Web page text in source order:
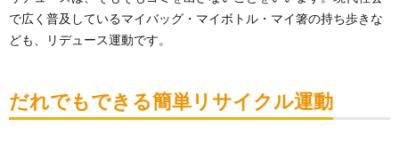
で広く普及しているマイバッグ・マイボトル・マイ箸の持ち歩きな
ども、リデュース運動です。
だれでもできる簡単リサイクル運動